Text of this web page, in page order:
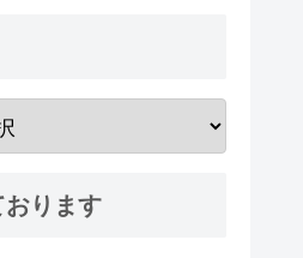
ります